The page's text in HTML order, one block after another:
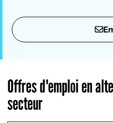
Offres d'emploi en
secteur